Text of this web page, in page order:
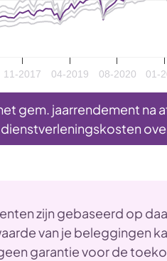
11-2017 04-2019 08-2020 01-
gem. jaarrendement na
dienstverleningskosten
zijn gebaseerd op
van je beleggingen
garantie voor de